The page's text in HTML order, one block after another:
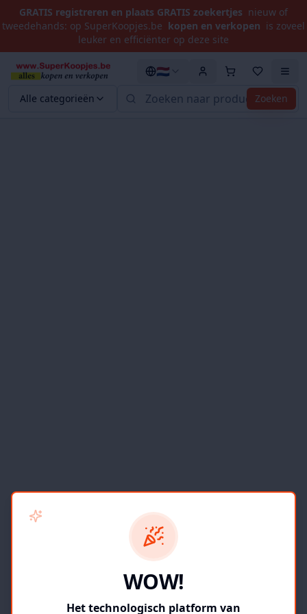
GRATIS registreren en plaats GRATIS zoekertjes nieuw of
tweedehands: op SuperKoopjes.be kopen en verkopen is zoveel
leuker en efficiënter op deze site
Alle categorieën Zoeken
🇳🇱
WOW!
Het technologisch platform van